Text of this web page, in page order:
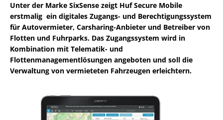
Unter der Marke SixSense zeigt Huf Secure Mobile
erstmalig ein digitales Zugangs- und Berechtigungssystem
für Autovermieter, Carsharing-Anbieter und Betreiber von
Flotten und Fuhrparks. Das Zugangssystem wird in
Kombination mit Telematik- und
Flottenmanagementlösungen angeboten und soll die
Verwaltung von vermieteten Fahrzeugen erleichtern.